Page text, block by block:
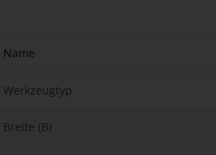
Name
Werkzeugtyp
Breite (B)